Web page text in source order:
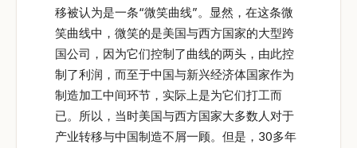
移被认为是一条“微笑曲线”。显然，在这条微
笑曲线中，微笑的是美国与西方国家的大型跨
国公司，因为它们控制了曲线的两头，由此控
制了利润，而至于中国与新兴经济体国家作为
制造加工中间环节，实际上是为它们打工而
已。所以，当时美国与西方国家大多数人对于
产业转移与中国制造不屑一顾。但是，30多年